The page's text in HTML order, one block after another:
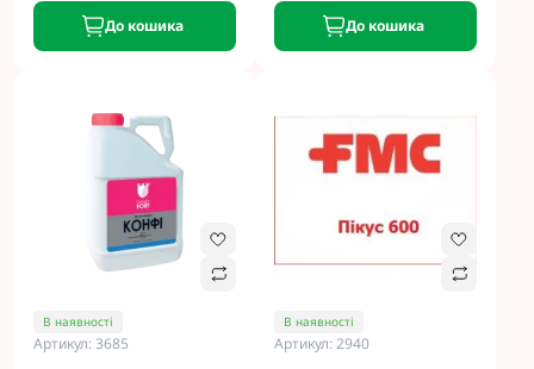
До кошика До кошика
В наявності
Артикул: 3685
В наявності
Артикул: 2940